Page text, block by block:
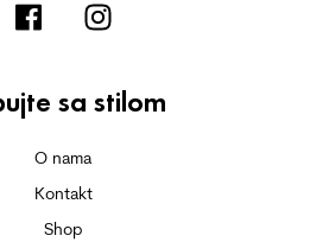
sa stilom
O nama
Kontakt
Shop